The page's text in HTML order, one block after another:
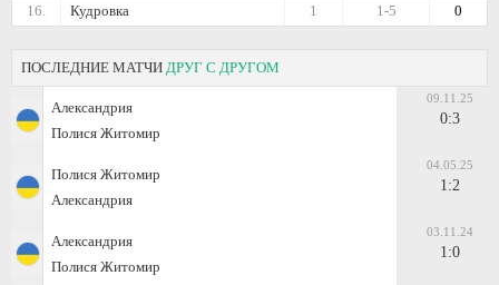
16.
Кудровка 0
1-5
1
ПОСЛЕДНИЕ МАТЧИ ДРУГ С ДРУГОМ
Александрия
Полися Житомир
09.11.25
0:3
Полися Житомир
Александрия
04.05.25
1:2
Александрия
Полися Житомир
03.11.24
1:0